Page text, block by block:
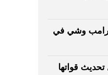
وشي في
قواتها